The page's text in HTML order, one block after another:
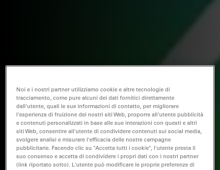
Noi e i nostri partner utilizziamo cookie e altre tecnologie di
tracciamento, come pure alcuni dei dati fornitici direttamente
dall'utente, quali le sue informazioni di contatto, per migliorare
l'esperienza di fruizione dei nostri siti Web, proporre all'utente pubblicità
e contenuti personalizzati in base alle sue interazioni con questi e altri
siti Web, consentire all'utente di condividere contenuti sui social media,
svolgere analisi e misurare l'efficacia delle nostre campagne
pubblicitarie. Facendo clic su "Accetta tutti i cookie", l'utente presta il
suo consenso e accetta di condividere i propri dati con i nostri partner
(link riportato sotto). L'utente può modificare le proprie preferenze di